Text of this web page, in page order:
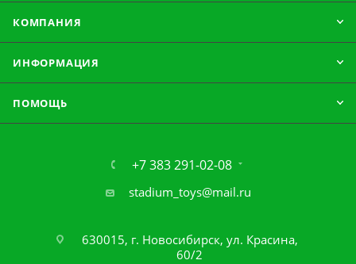
КОМПАНИЯ
ИНФОРМАЦИЯ
ПОМОЩЬ
+7 383 291-02-08
stadium_toys@mail.ru
630015, г. Новосибирск, ул. Красина,
60/2